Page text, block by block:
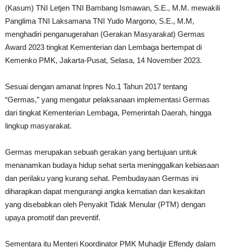
(Kasum) TNI Letjen TNI Bambang Ismawan, S.E., M.M. mewakili
Panglima TNI Laksamana TNI Yudo Margono, S.E., M.M,
menghadiri penganugerahan (Gerakan Masyarakat) Germas
Award 2023 tingkat Kementerian dan Lembaga bertempat di
Kemenko PMK, Jakarta-Pusat, Selasa, 14 November 2023.
Sesuai dengan amanat Inpres No.1 Tahun 2017 tentang
“Germas,” yang mengatur pelaksanaan implementasi Germas
dari tingkat Kementerian Lembaga, Pemerintah Daerah, hingga
lingkup masyarakat.
Germas merupakan sebuah gerakan yang bertujuan untuk
menanamkan budaya hidup sehat serta meninggalkan kebiasaan
dan perilaku yang kurang sehat. Pembudayaan Germas ini
diharapkan dapat mengurangi angka kematian dan kesakitan
yang disebabkan oleh Penyakit Tidak Menular (PTM) dengan
upaya promotif dan preventif.
Sementara itu Menteri Koordinator PMK Muhadjir Effendy dalam